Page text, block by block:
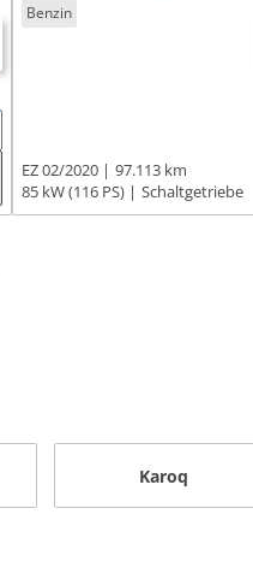
Benzin
EZ 02/2020
97.113 km
85 kW (116 PS)
Schaltgetriebe
Karoq